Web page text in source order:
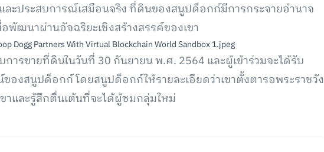
ะประสบการณ์เสมือนจริง ที่ดินของสนูปด็อกก์มีการกระจายอำนาจ
อพัฒนาผ่านอัจฉริยะเชิงสร้างสรรค์ของเขา
การขายที่ดินในวันที่ 30 กันยายน พ.ศ. 2564 และผู้เข้าร่วมจะได้รับ
งสนูปด็อกก์ โดยสนูปด็อกก์ให้รายละเอียดว่าเขาตั้งตารอพระราชวัง
าและรู้สึกตื่นเต้นที่จะได้ผู้ชมกลุ่มใหม่